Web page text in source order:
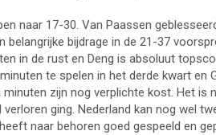
naar 17-30. Van Paassen
bijdrage in de 21-37
in de rust en Deng is absoluut
te spelen in het derde kwart en
zijn nog verplichte kost. Het is
ging. Nederland kan nog wel
naar behoren goed gespeeld en